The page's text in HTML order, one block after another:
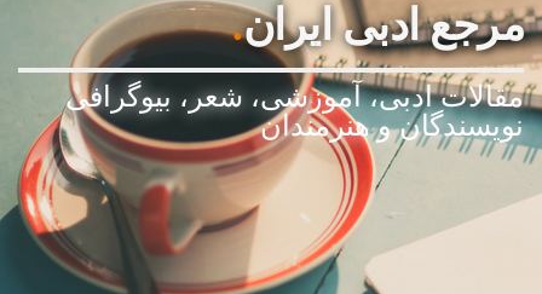
مرجع ادبی ایران.
مقالات ادبی، آموزشی، شعر، بیوگرافی
نویسندگان و هنرمندان